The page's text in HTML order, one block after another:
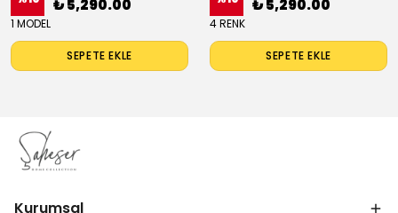
₺ 5,290.00
1 MODEL
SEPETE EKLE
₺ 5,290.00
4 RENK
SEPETE EKLE
Kurumsal